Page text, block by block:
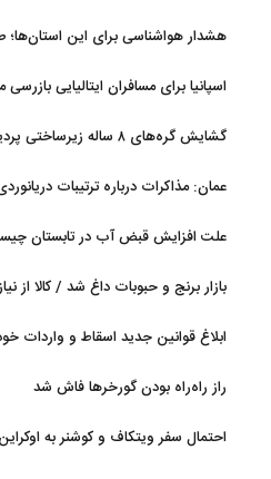
هشدار هواشناسی برای این استان‌ها؛
اسپانیا برای مسافران ایتالیایی
گشایش گره‌های ۸ ساله زیرساختی پردیس با شتابدهی توسعه
عمان: مذاکرات درباره ترتیبات
علت افزایش قبض آب در تابستان
بازار برنج و حبوبات داغ شد / کالا از
راز راه‌راه بودن گورخرها فاش شد
احتمال سفر ویتکاف و کوشنر به